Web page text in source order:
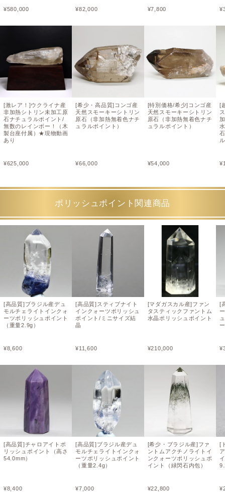
¥580,000
[激レア！]ウクライナ産
非加熱シトリン未加工原
石ナチュラルポイント/
無数のレインボー！（木
製台座付属）★現物動画
あり
¥625,000
¥82,000
[希少・高品質]コンゴ産
天然スモーキーシトリン
原石（非加熱無着色ナチ
ュラルポイント）
¥66,000
¥7,800
[特別価格/希少]コンゴ産
天然スモーキーシトリン
原石（非加熱無着色ナチ
ュラルポイント）
¥54,000
¥
[
¥
ポリッシュポイント関連商品
[高品質]ブラジル産デュ
モルチェライトインクォ
ーツポリッシュポイント
（重量2.9g）
¥8,600
[高品質]チャロアイトポ
リッシュポイント（高さ
54.0mm）
¥8,400
[高品質]スティブナイト
インクォーツポリッシュ
ポイント/ミニサイズ結
晶
¥11,600
[高品質]ブラジル産デュ
モルチェライトインクォ
ーツポリッシュポイント
（重量2.4g）
¥7,000
[マダガスカル産]ファン
タスティックファントム
水晶ポリッシュポイント
¥210,000
[希少・ブラジル産]ファ
ントムアクチノライトイ
ンクォーツポリッシュポ
イント（緑閃石内包）
¥22,800
[
¥
[
¥